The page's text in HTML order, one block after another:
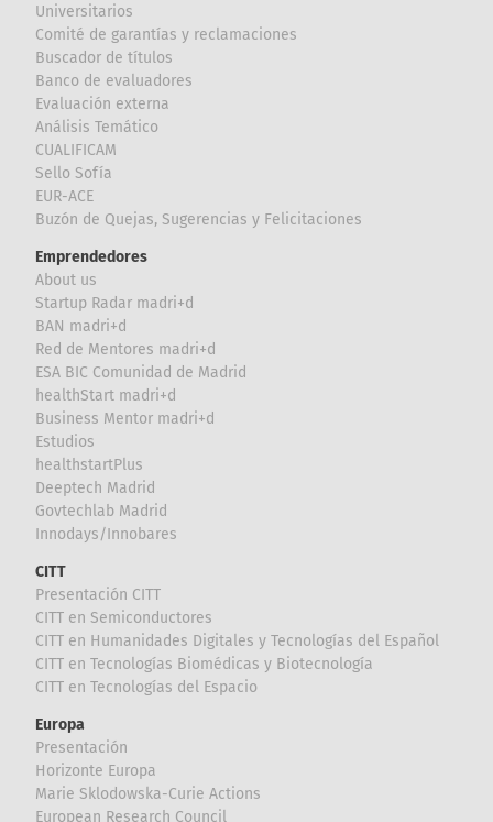
Universitarios
Comité de garantías y reclamaciones
Buscador de títulos
Banco de evaluadores
Evaluación externa
Análisis Temático
CUALIFICAM
Sello Sofía
EUR-ACE
Buzón de Quejas, Sugerencias y Felicitaciones
Emprendedores
About us
Startup Radar madri+d
BAN madri+d
Red de Mentores madri+d
ESA BIC Comunidad de Madrid
healthStart madri+d
Business Mentor madri+d
Estudios
healthstartPlus
Deeptech Madrid
Govtechlab Madrid
Innodays/Innobares
CITT
Presentación CITT
CITT en Semiconductores
CITT en Humanidades Digitales y Tecnologías del Español
CITT en Tecnologías Biomédicas y Biotecnología
CITT en Tecnologías del Espacio
Europa
Presentación
Horizonte Europa
Marie Sklodowska-Curie Actions
European Research Council